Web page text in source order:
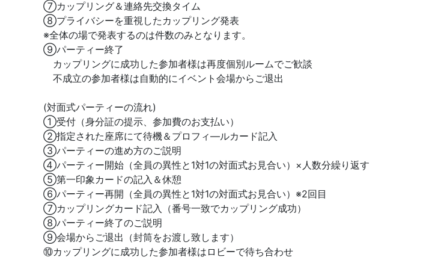
⑦カップリング＆連絡先交換タイム
⑧プライバシーを重視したカップリング発表
※全体の場で発表するのは件数のみとなります。
⑨パーティー終了
カップリングに成功した参加者様は再度個別ルームでご歓談
不成立の参加者様は自動的にイベント会場からご退出
(対面式パーティーの流れ)
①受付（身分証の提示、参加費のお支払い）
②指定された座席にて待機＆プロフィ―ルカード記入
③パーティーの進め方のご説明
④パーティー開始（全員の異性と1対1の対面式お見合い）×人数分繰り返す
⑤第一印象カードの記入＆休憩
⑥パーティー再開（全員の異性と1対1の対面式お見合い）※2回目
⑦カップリングカード記入（番号一致でカップリング成功）
⑧パーティー終了のご説明
⑨会場からご退出（封筒をお渡し致します）
⑩カップリングに成功した参加者様はロビーで待ち合わせ